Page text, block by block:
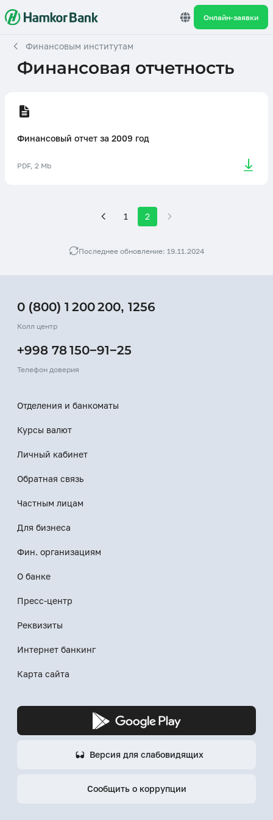
Онлайн-заявки
Финансовым институтам
Финансовая отчетность
Финансовый отчет за 2009 год
PDF, 2 Mb
1 2
Последнее обновление: 19.11.2024
0 (800) 1 200 200, 1256
Колл центр
+998 78 150−91−25
Телефон доверия
Отделения и банкоматы
Курсы валют
Личный кабинет
Обратная связь
Частным лицам
Для бизнеса
Фин. организациям
О банке
Пресс-центр
Реквизиты
Интернет банкинг
Карта сайта
Версия для слабовидящих
Сообщить о коррупции